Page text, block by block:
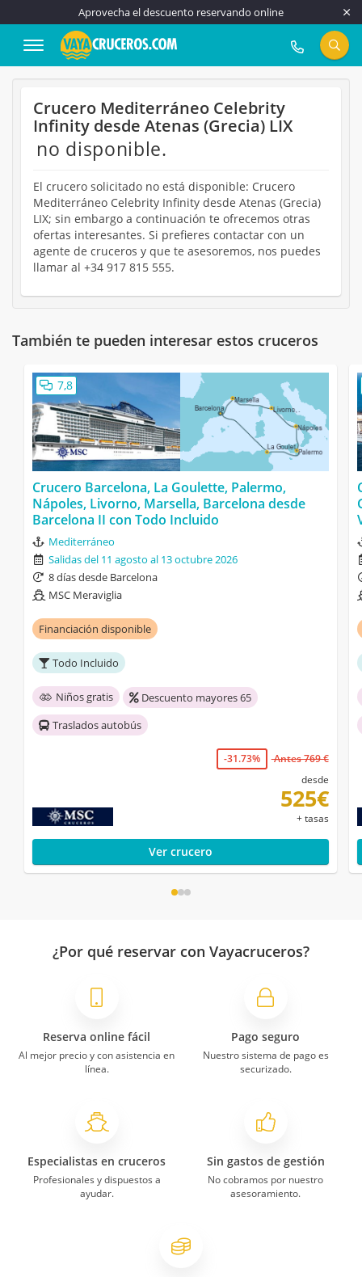
Aprovecha el descuento reservando online
917 815 555
Crucero Mediterráneo Celebrity
Infinity desde Atenas (Grecia) LIX
no disponible.
El crucero solicitado no está disponible: Crucero
Mediterráneo Celebrity Infinity desde Atenas (Grecia)
LIX; sin embargo a continuación te ofrecemos otras
ofertas interesantes. Si prefieres contactar con un
agente de cruceros y que te asesoremos, nos puedes
llamar al +34 917 815 555.
También te pueden interesar estos cruceros
7,8
Crucero Barcelona, La Goulette, Palermo,
Nápoles, Livorno, Marsella, Barcelona desde
Barcelona II con Todo Incluido
Mediterráneo
Salidas del 11 agosto al 13 octubre 2026
8 días desde Barcelona
MSC Meraviglia
Financiación disponible
Todo Incluido
Niños gratis
Descuento mayores 65
Traslados autobús
-31.73%
Antes 769 €
desde
525€
+ tasas
Ver crucero
¿Por qué reservar con Vayacruceros?
Reserva online fácil
Al mejor precio y con asistencia en
línea.
Pago seguro
Nuestro sistema de pago es
securizado.
Especialistas en cruceros
Profesionales y dispuestos a
ayudar.
Sin gastos de gestión
No cobramos por nuestro
asesoramiento.